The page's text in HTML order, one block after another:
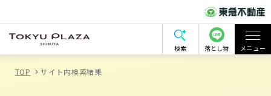
検索 落とし物 メニュー
TOP サイト内検索結果